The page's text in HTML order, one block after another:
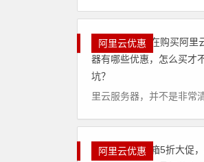
阿里云优惠
里云服务器，并不是非常
阿里云优惠